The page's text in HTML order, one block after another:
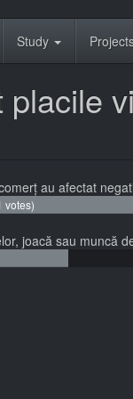
Study
au afectat
votes)
joacă sau muncă